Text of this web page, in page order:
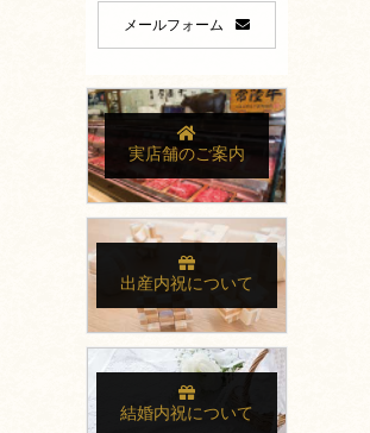
メールフォーム
実店舗のご案内
出産内祝について
結婚内祝について